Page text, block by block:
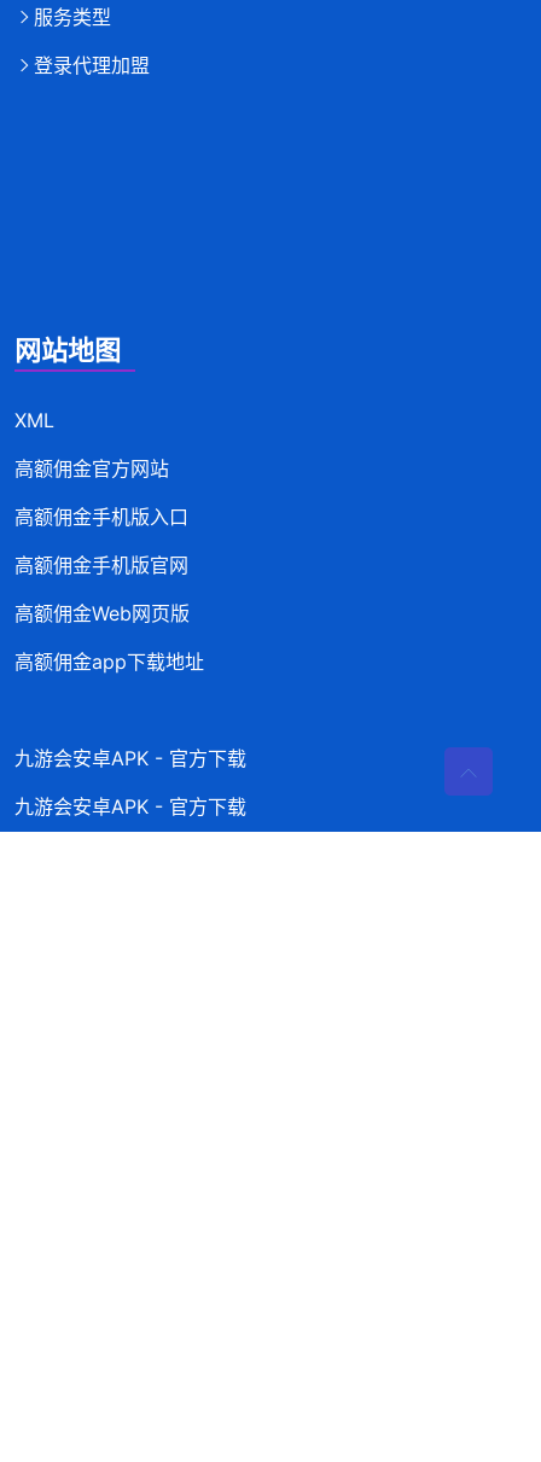
服务类型
登录代理加盟
网站地图
XML
高额佣金官方网站
高额佣金手机版入口
高额佣金手机版官网
高额佣金Web网页版
高额佣金app下载地址
九游会安卓APK - 官方下载
九游会安卓APK - 官方下载